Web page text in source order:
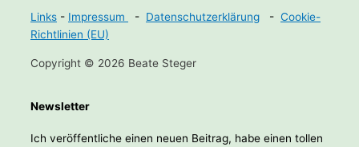
Links - Impressum - Datenschutzerklärung - Cookie-
Richtlinien (EU)
Copyright © 2026 Beate Steger
Newsletter
Ich veröffentliche einen neuen Beitrag, habe einen tollen